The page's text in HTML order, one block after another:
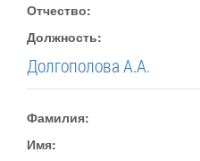
Отчество:
Должность:
Долгополова А.А.
Фамилия:
Имя: